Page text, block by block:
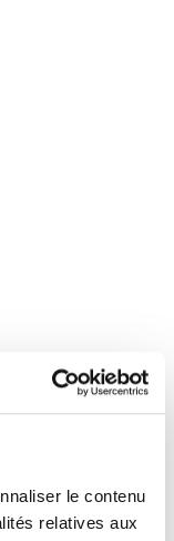
le contenu
relatives aux